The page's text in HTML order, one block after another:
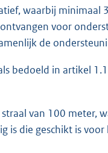
waarbij minimaal
voor
de
bedoeld in artikel
van 100 meter,
is die geschikt is